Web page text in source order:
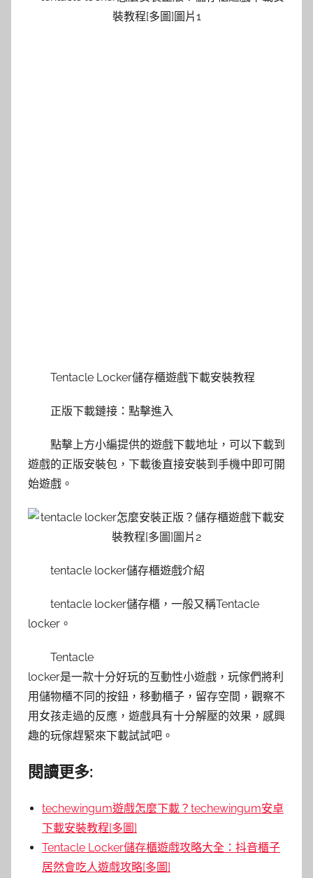
Tentacle Locker儲存櫃遊戲下載安裝教程
正版下載鏈接：點擊進入
點擊上方小編提供的遊戲下載地址，可以下載到
遊戲的正版安裝包，下載後直接安裝到手機中即可開
始遊戲。
tentacle locker儲存櫃遊戲介紹
tentacle locker儲存櫃，一般又稱Tentacle
locker。
Tentacle
locker是一款十分好玩的互動性小遊戲，玩傢們將利
用儲物櫃不同的按鈕，移動櫃子，留存空間，觀察不
用女孩走過的反應，遊戲具有十分解壓的效果，感興
趣的玩傢趕緊來下載試試吧。
閱讀更多:
techewingum遊戲怎麼下載？techewingum安卓
下載安裝教程[多圖]
Tentacle Locker儲存櫃遊戲攻略大全：抖音櫃子
居然會吃人遊戲攻略[多圖]